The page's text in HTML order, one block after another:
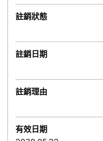
註銷狀態
註銷日期
註銷理由
有效日期